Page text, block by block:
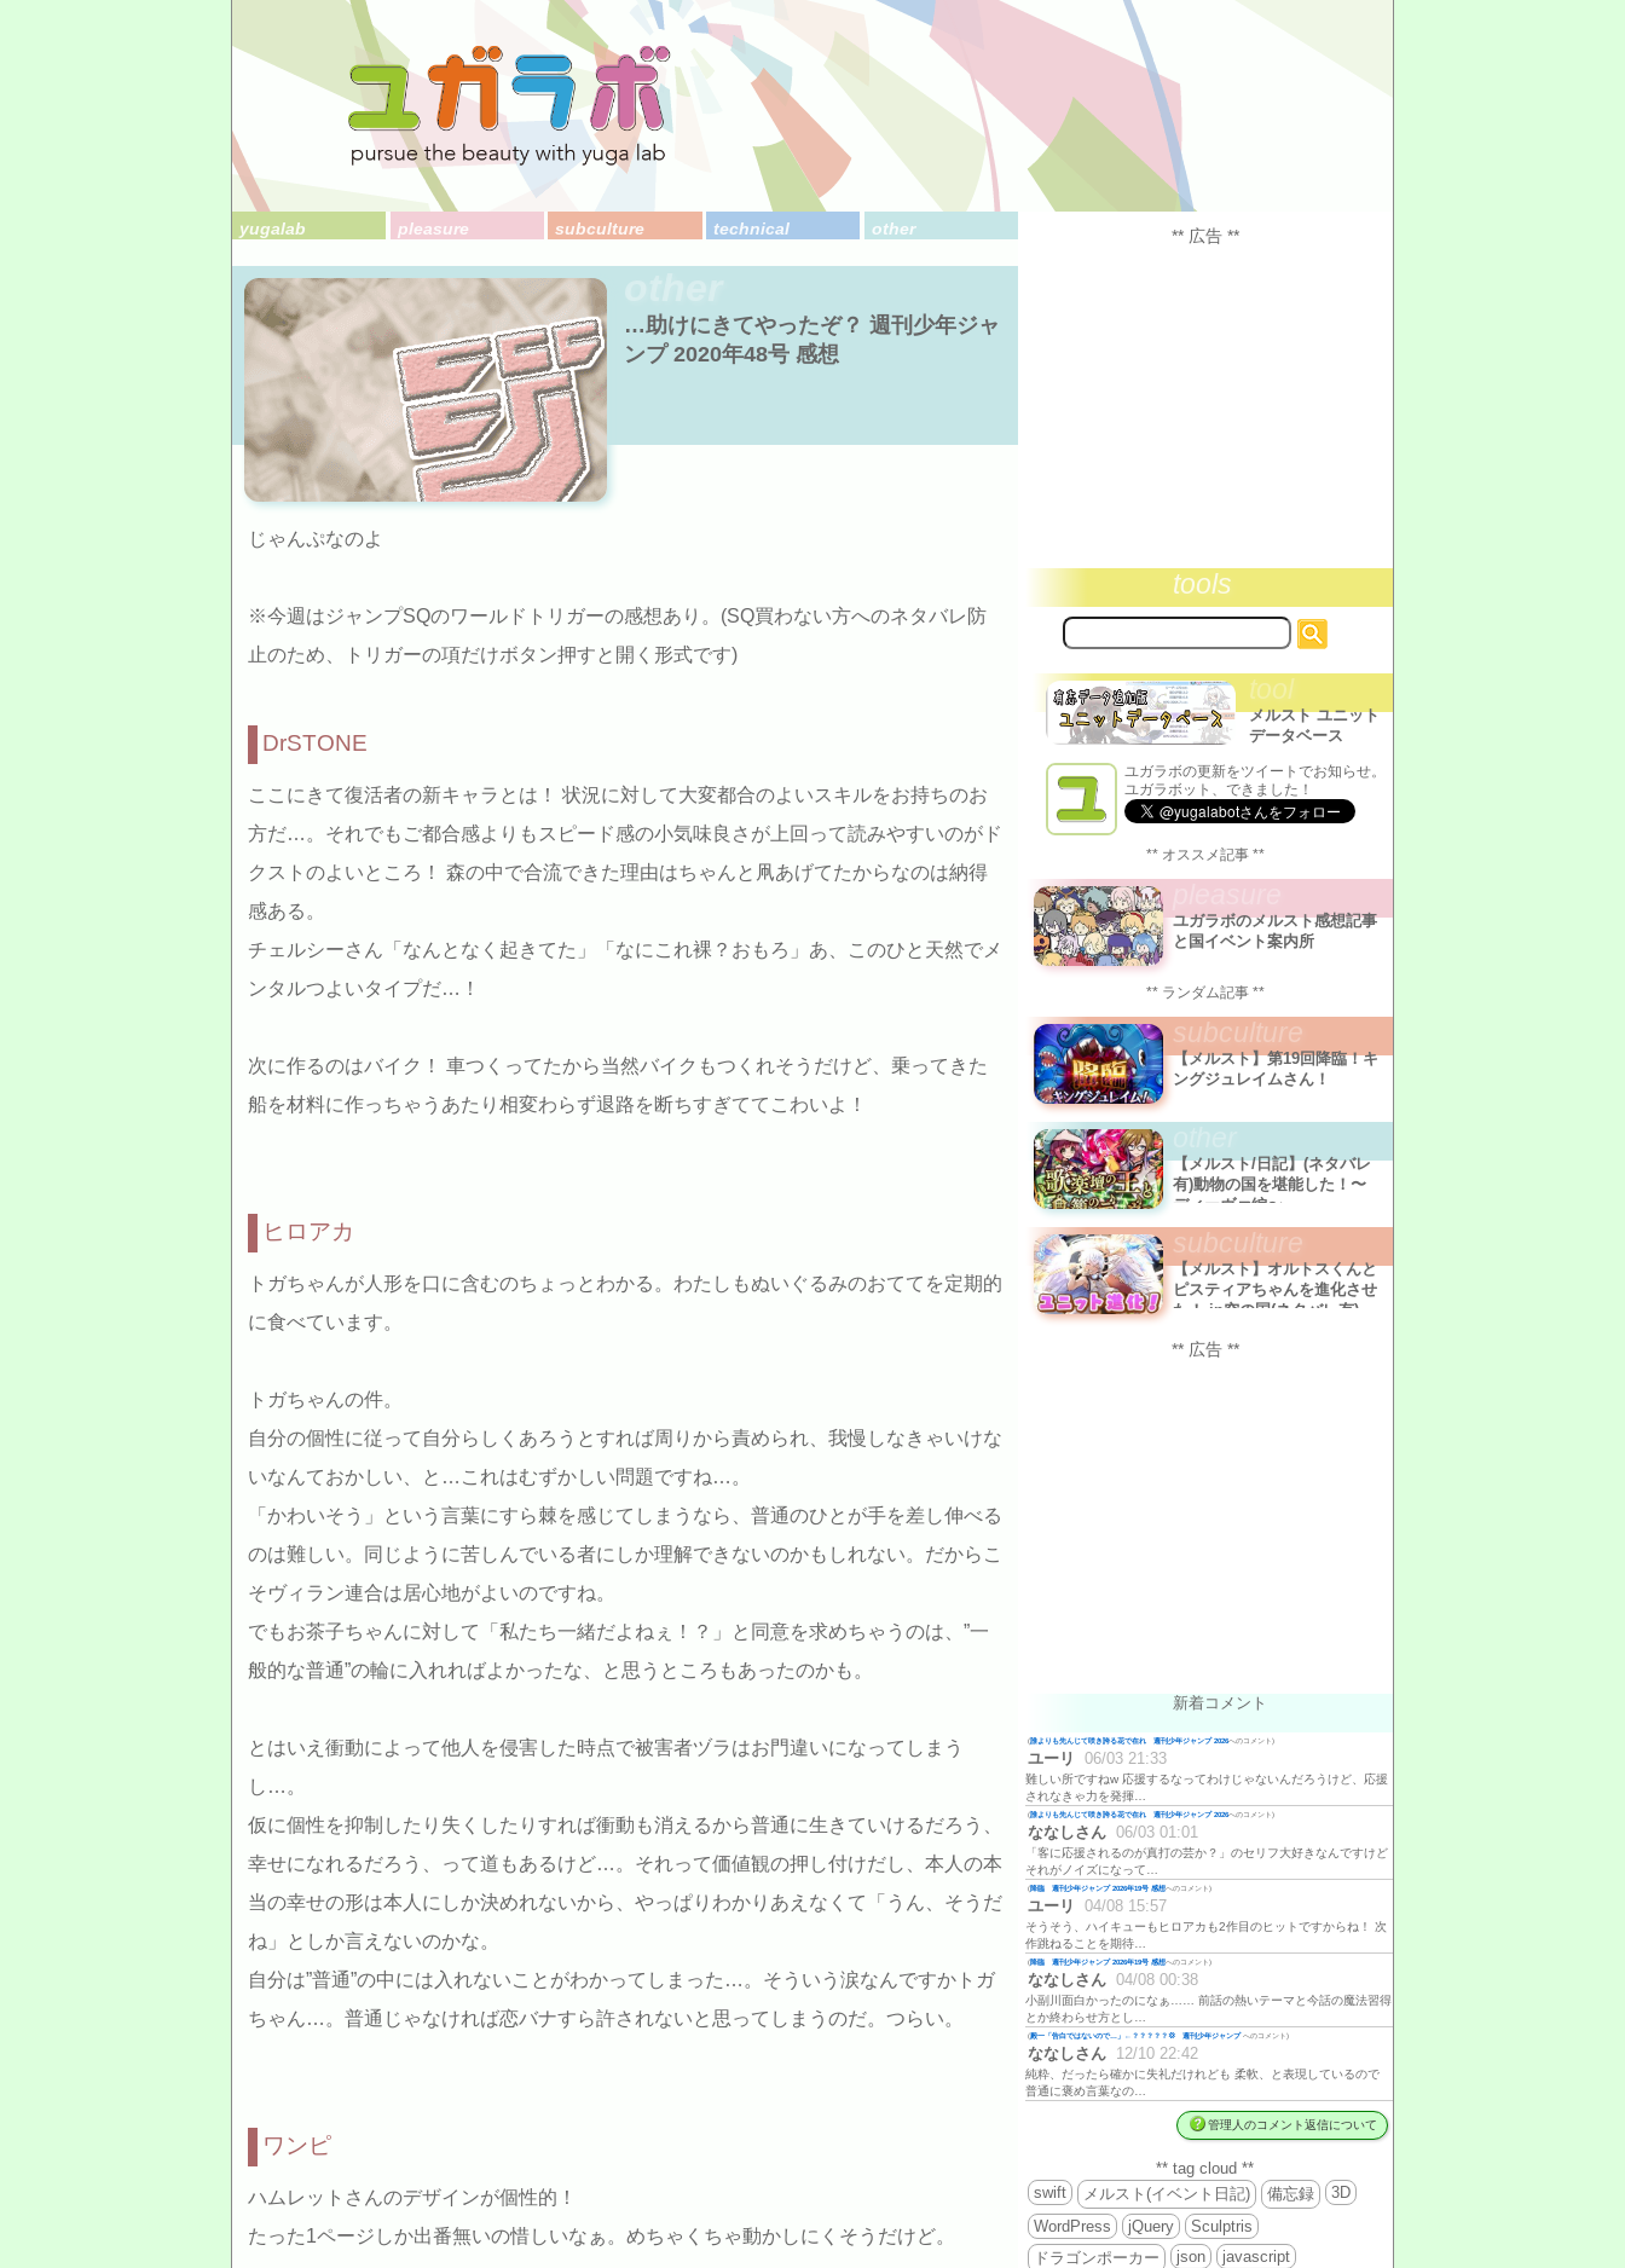
yugalab pleasure subculture technical other
…助けにきてやったぞ？ 週刊少年ジャ
ンプ 2020年48号 感想
じゃんぷなのよ
※今週はジャンプSQのワールドトリガーの感想あり。(SQ買わない方へのネタバレ防
止のため、トリガーの項だけボタン押すと開く形式です)
DrSTONE
ここにきて復活者の新キャラとは！ 状況に対して大変都合のよいスキルをお持ちのお
方だ…。それでもご都合感よりもスピード感の小気味良さが上回って読みやすいのがド
クストのよいところ！ 森の中で合流できた理由はちゃんと凧あげてたからなのは納得
感ある。
チェルシーさん「なんとなく起きてた」「なにこれ裸？おもろ」あ、このひと天然でメ
ンタルつよいタイプだ…！
次に作るのはバイク！ 車つくってたから当然バイクもつくれそうだけど、乗ってきた
船を材料に作っちゃうあたり相変わらず退路を断ちすぎててこわいよ！
ヒロアカ
トガちゃんが人形を口に含むのちょっとわかる。わたしもぬいぐるみのおててを定期的
に食べています。
トガちゃんの件。
自分の個性に従って自分らしくあろうとすれば周りから責められ、我慢しなきゃいけな
いなんておかしい、と…これはむずかしい問題ですね…。
「かわいそう」という言葉にすら棘を感じてしまうなら、普通のひとが手を差し伸べる
のは難しい。同じように苦しんでいる者にしか理解できないのかもしれない。だからこ
そヴィラン連合は居心地がよいのですね。
でもお茶子ちゃんに対して「私たち一緒だよねぇ！？」と同意を求めちゃうのは、”一
般的な普通”の輪に入れればよかったな、と思うところもあったのかも。
とはいえ衝動によって他人を侵害した時点で被害者ヅラはお門違いになってしまう
し…。
仮に個性を抑制したり失くしたりすれば衝動も消えるから普通に生きていけるだろう、
幸せになれるだろう、って道もあるけど…。それって価値観の押し付けだし、本人の本
当の幸せの形は本人にしか決めれないから、やっぱりわかりあえなくて「うん、そうだ
ね」としか言えないのかな。
自分は”普通”の中には入れないことがわかってしまった…。そういう涙なんですかトガ
ちゃん…。普通じゃなければ恋バナすら許されないと思ってしまうのだ。つらい。
ワンピ
ハムレットさんのデザインが個性的！
たった1ページしか出番無いの惜しいなぁ。めちゃくちゃ動かしにくそうだけど。
** 広告 **
tools
サ
イ
内
検
索:
tool
メルスト ユニット
データベース
ユガラボの更新をツイートでお知らせ。
ユガラボット、できました！
** オススメ記事 **
ユガラボのメルスト感想記事
と国イベント案内所
** ランダム記事 **
subculture
【メルスト】第19回降臨！キ
ングジュレイムさん！
【メルスト/日記】(ネタバレ
有)動物の国を堪能した！〜
ディーヴァ編〜
subculture
【メルスト】オルトスくんと
ピスティアちゃんを進化させ
た！ in空の国(ネタバレ有)
** 広告 **
新着コメント
(誰よりも先んじて咲き誇る花で在れ 週刊少年ジャンプ 2026へのコメント)
ユーリ 06/03 21:33
難しい所ですねw 応援するなってわけじゃないんだろうけど、応援
されなきゃ力を発揮…
(誰よりも先んじて咲き誇る花で在れ 週刊少年ジャンプ 2026へのコメント)
ななしさん 06/03 01:01
「客に応援されるのが真打の芸か？」のセリフ大好きなんですけど
それがノイズになって…
(降臨 週刊少年ジャンプ 2026年19号 感想へのコメント)
ユーリ 04/08 15:57
そうそう、ハイキューもヒロアカも2作目のヒットですからね！ 次
作跳ねることを期待…
(降臨 週刊少年ジャンプ 2026年19号 感想へのコメント)
ななしさん 04/08 00:38
小副川面白かったのになぁ…… 前話の熱いテーマと今話の魔法習得
とか終わらせ方とし…
(殿一「告白ではないので…」←？？？？？💢 週刊少年ジャンプへのコメント)
ななしさん 12/10 22:42
純粋、だったら確かに失礼だけれども 柔軟、と表現しているので
普通に褒め言葉なの…
管理人のコメント返信について
** tag cloud **
swift
メルスト(イベント日記) 備忘録
3D
WordPress
jQuery
Sculptris
ドラゴンポーカー
json
javascript